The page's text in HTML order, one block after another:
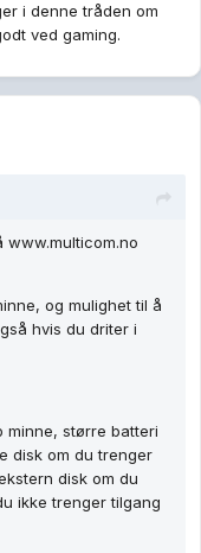
i denne tråden om
ved gaming.
www.multicom.no
og mulighet til å
hvis du driter i
minne, større batteri
disk om du trenger
disk om du
ikke trenger tilgang